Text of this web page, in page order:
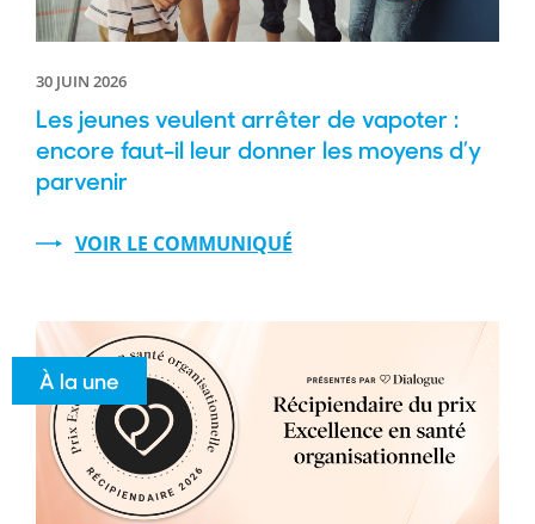
30 JUIN 2026
Les jeunes veulent arrêter de vapoter :
encore faut-il leur donner les moyens d’y
parvenir
VOIR LE COMMUNIQUÉ
À la une